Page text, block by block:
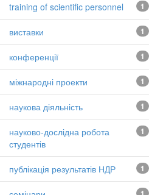
1
training of scientific personnel
1
виставки
1
конференції
1
міжнародні проекти
1
наукова діяльність
1
науково-дослідна робота
студентів
1
публікація результатів НДР